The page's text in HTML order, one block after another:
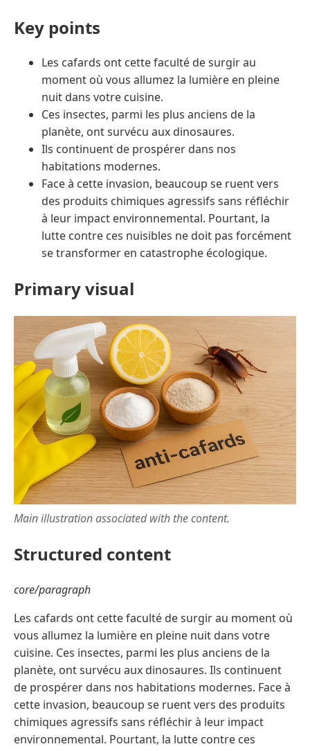
Key points
Les cafards ont cette faculté de surgir au
moment où vous allumez la lumière en pleine
nuit dans votre cuisine.
Ces insectes, parmi les plus anciens de la
planète, ont survécu aux dinosaures.
Ils continuent de prospérer dans nos
habitations modernes.
Face à cette invasion, beaucoup se ruent vers
des produits chimiques agressifs sans réfléchir
à leur impact environnemental. Pourtant, la
lutte contre ces nuisibles ne doit pas forcément
se transformer en catastrophe écologique.
Primary visual
Main illustration associated with the content.
Structured content
core/paragraph
Les cafards ont cette faculté de surgir au moment où
vous allumez la lumière en pleine nuit dans votre
cuisine. Ces insectes, parmi les plus anciens de la
planète, ont survécu aux dinosaures. Ils continuent
de prospérer dans nos habitations modernes. Face à
cette invasion, beaucoup se ruent vers des produits
chimiques agressifs sans réfléchir à leur impact
environnemental. Pourtant, la lutte contre ces